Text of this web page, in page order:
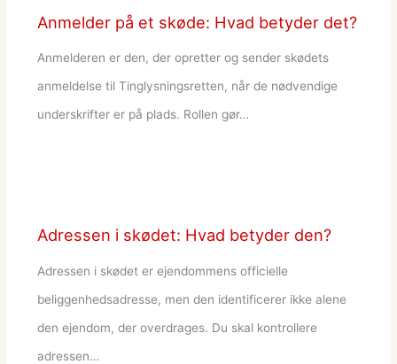
Anmelder på et skøde: Hvad betyder det?
Anmelderen er den, der opretter og sender skødets
anmeldelse til Tinglysningsretten, når de nødvendige
underskrifter er på plads. Rollen gør…
Adressen i skødet: Hvad betyder den?
Adressen i skødet er ejendommens officielle
beliggenhedsadresse, men den identificerer ikke alene
den ejendom, der overdrages. Du skal kontrollere
adressen…